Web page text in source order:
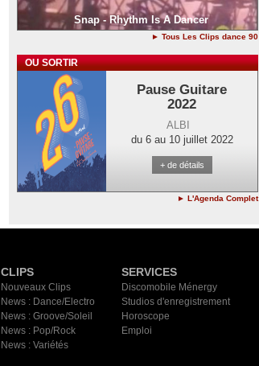
Snap - Rhythm Is A Dancer
► Tous Les Clips dance 90
OU SORTIR
Pause Guitare
2022
ALBI
du 6 au 10 juillet 2022
+ de détails
► L'Agenda Complet
CLIPS
Nouveaux Clips
News : Dance/Electro
News : Groove/Soleil
News : Pop/Rock
News : Variétés
SERVICES
Discomobile Ménergy
Studios d'enregistrement
Horoscope
Emploi